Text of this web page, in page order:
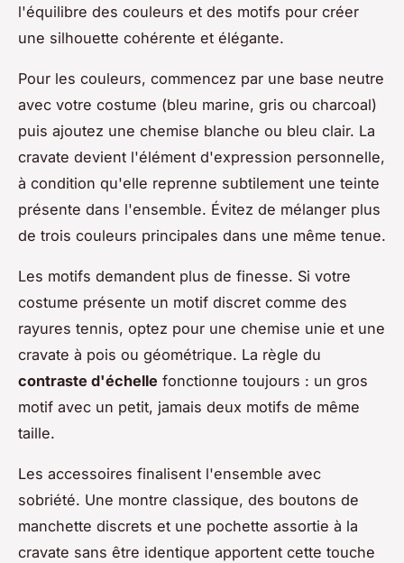
l'équilibre des couleurs et des motifs pour créer
une silhouette cohérente et élégante.
Pour les couleurs, commencez par une base neutre
avec votre costume (bleu marine, gris ou charcoal)
puis ajoutez une chemise blanche ou bleu clair. La
cravate devient l'élément d'expression personnelle,
à condition qu'elle reprenne subtilement une teinte
présente dans l'ensemble. Évitez de mélanger plus
de trois couleurs principales dans une même tenue.
Les motifs demandent plus de finesse. Si votre
costume présente un motif discret comme des
rayures tennis, optez pour une chemise unie et une
cravate à pois ou géométrique. La règle du
contraste d'échelle fonctionne toujours : un gros
motif avec un petit, jamais deux motifs de même
taille.
Les accessoires finalisent l'ensemble avec
sobriété. Une montre classique, des boutons de
manchette discrets et une pochette assortie à la
cravate sans être identique apportent cette touche